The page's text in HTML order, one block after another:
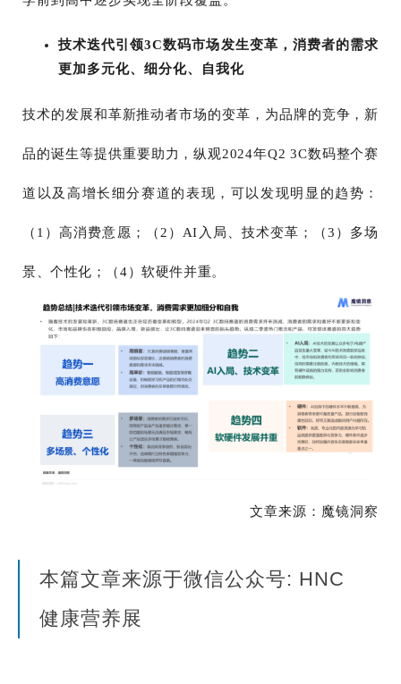
技术迭代引领3C数码市场发生变革，消费者的需求
更加多元化、细分化、自我化
技术的发展和革新推动者市场的变革，为品牌的竞争，新
品的诞生等提供重要助力，纵观2024年Q2 3C数码整个赛
道以及高增长细分赛道的表现，可以发现明显的趋势：
（1）高消费意愿；（2）AI入局、技术变革；（3）多场
景、个性化；（4）软硬件并重。
文章来源：魔镜洞察
本篇文章来源于微信公众号: HNC
健康营养展